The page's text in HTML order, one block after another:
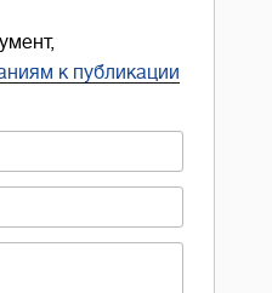
к публикации